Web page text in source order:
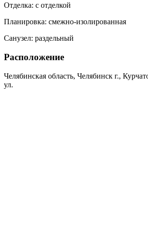
Отделка: с отделкой
Планировка: смежно-изолированная
Санузел: раздельный
Расположение
Челябинская область, Челябинск г.,
ул.